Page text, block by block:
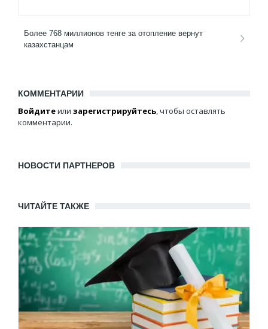
Более 768 миллионов тенге за отопление вернут
казахстанцам
КОММЕНТАРИИ
Войдитеили зарегистрируйтесь, чтобы оставлять
комментарии.
НОВОСТИ ПАРТНЕРОВ
ЧИТАЙТЕ ТАКЖЕ